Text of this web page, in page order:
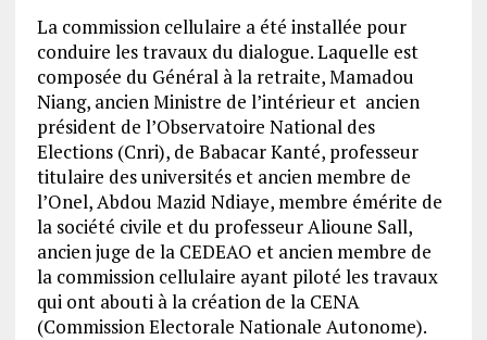
La commission cellulaire a été installée pour
conduire les travaux du dialogue. Laquelle est
composée du Général à la retraite, Mamadou
Niang, ancien Ministre de l’intérieur et ancien
président de l’Observatoire National des
Elections (Cnri), de Babacar Kanté, professeur
titulaire des universités et ancien membre de
l’Onel, Abdou Mazid Ndiaye, membre émérite de
la société civile et du professeur Alioune Sall,
ancien juge de la CEDEAO et ancien membre de
la commission cellulaire ayant piloté les travaux
qui ont abouti à la création de la CENA
(Commission Electorale Nationale Autonome).